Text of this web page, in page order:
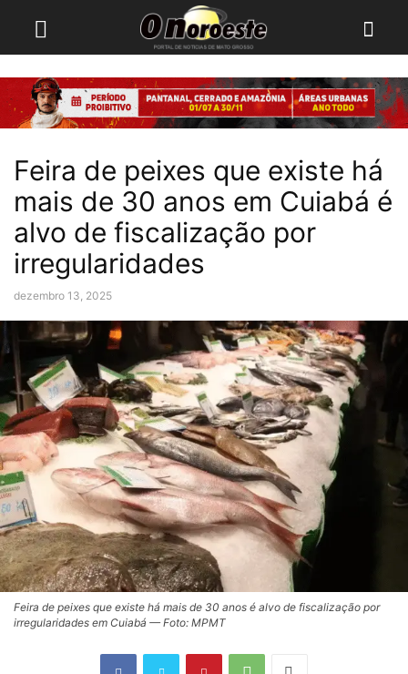
Feira de peixes que existe há
mais de 30 anos em Cuiabá é
alvo de fiscalização por
irregularidades
dezembro 13, 2025
Feira de peixes que existe há mais de 30 anos é alvo de fiscalização por
irregularidades em Cuiabá — Foto: MPMT